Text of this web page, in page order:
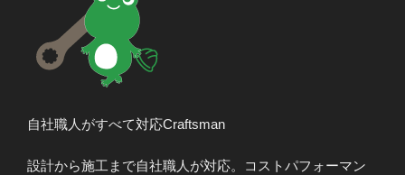
自社職人がすべて対応Craftsman
設計から施工まで自社職人が対応。コストパフォーマン